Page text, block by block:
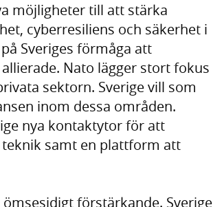
möjligheter till att stärka
cyberresiliens och säkerhet i
Sveriges förmåga att
Nato lägger stort fokus
sektorn. Sverige vill som
inom dessa områden.
nya kontaktytor för att
samt en plattform att
förstärkande. Sverige